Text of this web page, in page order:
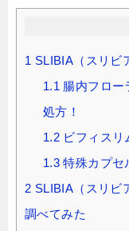
1 SLIBIA（スリビ
1.1 腸内フロー
処方！
1.2 ビフィスリ
1.3 特殊カプセ
2 SLIBIA（スリビ
調べてみた